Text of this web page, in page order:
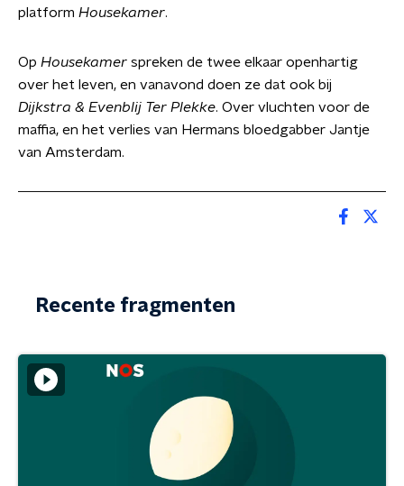
platform Housekamer.
Op Housekamer spreken de twee elkaar openhartig
over het leven, en vanavond doen ze dat ook bij
Dijkstra & Evenblij Ter Plekke. Over vluchten voor de
maffia, en het verlies van Hermans bloedgabber Jantje
van Amsterdam.
Recente fragmenten